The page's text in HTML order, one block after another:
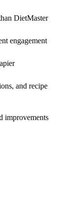
DietMaster
engagement
and recipe
improvements